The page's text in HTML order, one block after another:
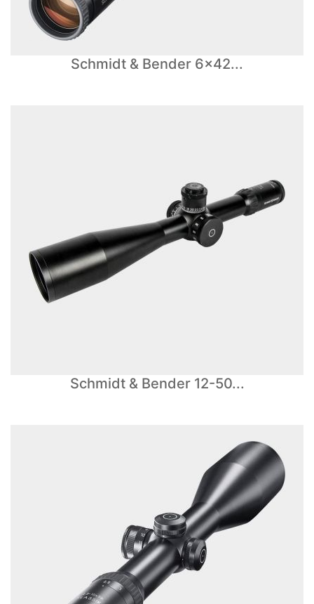
Schmidt & Bender 6x42...
Schmidt & Bender 12-50...